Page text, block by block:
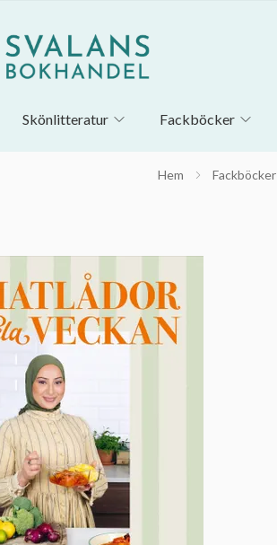
Skönlitteratur Fackböcker
Hem Fackböcker